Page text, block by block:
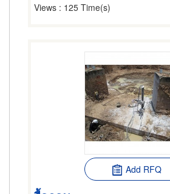
Views : 125 Time(s)
Add RFQ